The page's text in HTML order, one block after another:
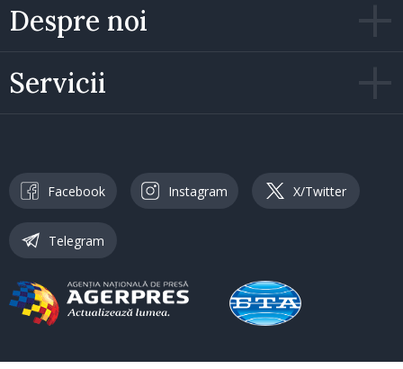
Despre noi
Servicii
Facebook Instagram X/Twitter
Telegram